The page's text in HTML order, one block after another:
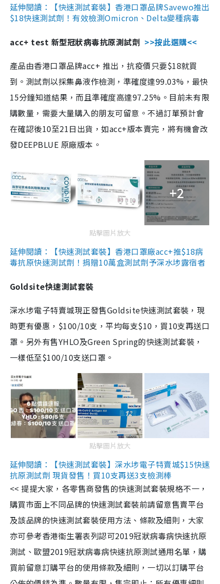
延伸閱讀：【快速測試套裝】香港口罩品牌Savewo推出
$18快速測試劑！有效檢測Omicron、Delta變種病毒
acc+ test 新型冠狀病毒抗原測試劑 >>按此選購<<
產品由香港口罩品牌acc+ 推出，抗疫價只要$18就買
到。測試劑以採集鼻液作檢測，準確度達99.03%，最快
15分鐘知道結果，而且準確度高達97.25%。目前未有限
購數量，需要大量購入的朋友可留意。不過訂單預計會
在確認後10至21日出貨，如acc+版本賣完，將有機會改
發DEEPBLUE 原廠版本。
+2
點擊圖片放大
延伸閱讀：【快速測試套裝】香港口罩廠acc+推$18病
毒抗原快速測試劑！捐贈10萬盒測試劑予深水埗露宿者
Goldsite快速測試套裝
深水埗電子特賣城現正發售Goldsite快速測試套裝，現
時更有優惠，$100/10支，平均每支$10，買10支再送口
罩。另外有售YHLO及Green Spring的快速測試套裝，
一樣低至$100/10支送口罩。
點擊圖片放大
延伸閱讀：【快速測試套裝】深水埗電子特賣城$15快速
抗原測試劑 現貨發售！買10支再送3支檢測棒
<< 提提大家，各零售商發售的快速測試套裝規格不一，
購買市面上不同品牌的快速測試套裝前請留意售賣平台
及該品牌的快速測試套裝使用方法、條款及細則，大家
亦可參考香港衞生署表列認可2019冠狀病毒病快速抗原
測試、歐盟2019冠狀病毒病快速抗原測試通用名單，購
買前留意訂購平台的使用條款及細則，一切以訂購平台